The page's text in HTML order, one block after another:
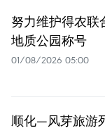
努力维护得农联
地质公园称号
01/08/2026 05:00
顺化—风芽旅游